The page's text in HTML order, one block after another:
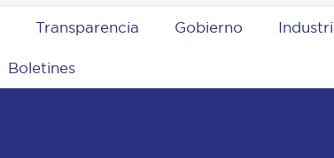
Transparencia Gobierno
Boletines